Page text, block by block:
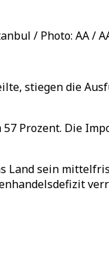
/ Photo: AA /
stiegen die
Prozent. Die
Land sein